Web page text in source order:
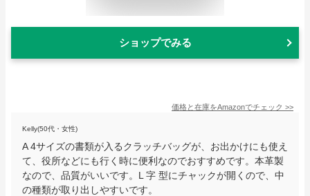
ショップでみる
価格と在庫をAmazonでチェック >>
Kelly(50代・女性)
A 4サイズの書類が入るクラッチバッグが、お出かけにも使え
て、役所などにも行く時に便利なのでおすすめです。本革製
なので、品質がいいです。L 字 型にチャックが開くので、中
の種類が取り出しやすいです。